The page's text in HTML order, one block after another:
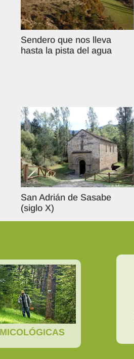
Sendero que nos lleva
hasta la pista del agua
San Adrián de Sasabe
(siglo X)